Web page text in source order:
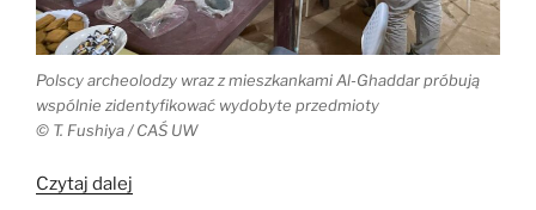
Polscy archeolodzy wraz z mieszkankami Al-Ghaddar próbują
wspólnie zidentyfikować wydobyte przedmioty
© T. Fushiya / CAŚ UW
Czytaj dalej